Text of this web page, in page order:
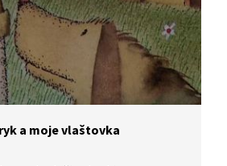
a moje vlaštovka